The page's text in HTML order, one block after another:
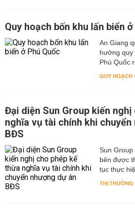
Quy hoạch bốn khu lấn biển
An Giang
hướng quy
Phú Quốc
QUY HOẠCH
Đại diện Sun Group kiến
nghĩa vụ tài chính khi chuyển
BĐS
Sun Group
bên được
tục thực
THỊ TRƯỜNG